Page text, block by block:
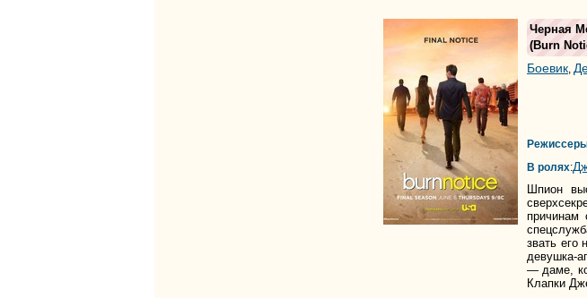
Черная
(Burn
Боевик
В ролях:
Шпион
причинам
звать его
девушка-
— даме,
Клапки